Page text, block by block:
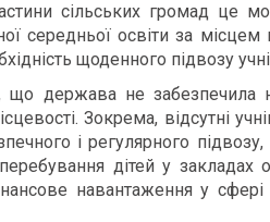
сільських громад це
середньої освіти за
щоденного підвозу
що держава не
Зокрема, відсутні
і регулярного
дітей у закладах
навантаження у